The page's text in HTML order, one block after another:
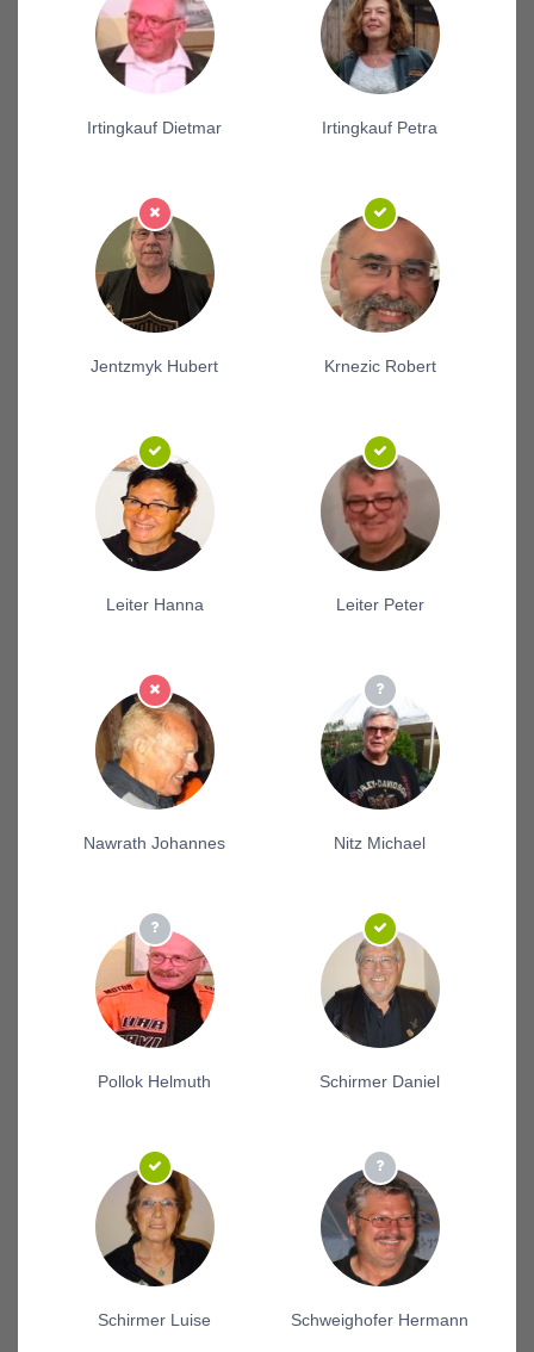
Irtingkauf Dietmar Irtingkauf Petra
Jentzmyk Hubert Krnezic Robert
Leiter Hanna Leiter Peter
Nawrath Johannes Nitz Michael
Pollok Helmuth Schirmer Daniel
Schirmer Luise Schweighofer Hermann